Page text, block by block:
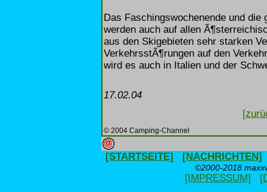
Das Faschingswochenende und die
werden auch auf allen
aus den Skigebieten sehr starken
VerkehrsstÃ¶rungen auf den
wird es auch in Italien und der
17.02.04
© 2004 Camping-Channel
[STARTSEITE] [NACHRICHTEN]
©2000-2018
[IMPRESSUM]